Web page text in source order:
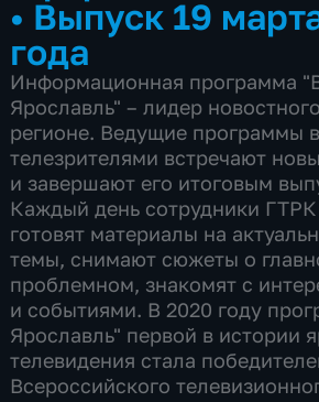
• Выпуск 19
года
Информационная программа
Ярославль" – лидер
регионе. Ведущие программы
телезрителями встречают
и завершают его итоговым
Каждый день сотрудники
готовят материалы на
темы, снимают сюжеты о
проблемном, знакомят с
и событиями. В 2020 году
Ярославль" первой в истории
телевидения стала
Всероссийского